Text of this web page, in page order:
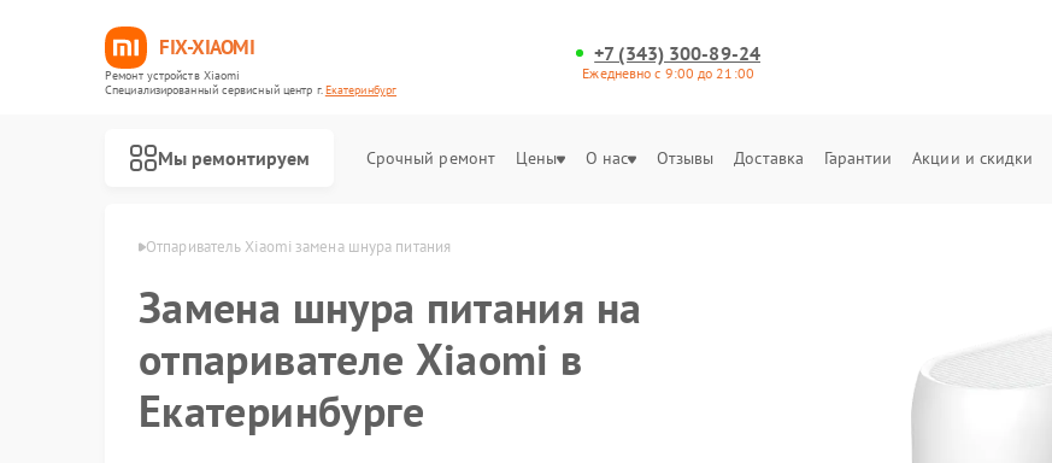
FIX-XIAOMI
Ремонт устройств Xiaomi
Специализированный cервисный центр г.Екатеринбург
+7 (343) 300-89-24
Ежедневно с 9:00 до 21:00
Мы ремонтируем Срочный ремонт Цены О нас Отзывы Доставка Гарантии Акции и скидки
в Екатеринбурге Отпариватель Xiaomi замена шнура питания
Замена шнура питания на
отпаривателе Xiaomi в
Екатеринбурге